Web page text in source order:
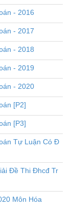
- 2016
- 2017
- 2018
- 2019
- 2020
[P2]
[P3]
Tự Luận Có Đ
Đề Thi Đhcđ Tr
Môn Hóa